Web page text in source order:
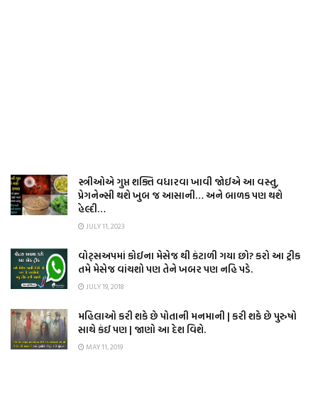
સ્ત્રીઓએ ગુપ્ત શક્તિ વધારવા ખાવી જોઈએ આ વસ્તુ,
પ્રેગનેન્સી થશે ખુબ જ આસાની… અને બાળક પણ થશે
હેલ્દી…
JULY 11, 2023
વોટ્સઅપમાં કોઈના મેસેજ થી કંટાળી ગયા છો? કરો આ ટ્રીક
તમે મેસેજ વાંચશો પણ તેને ખબર પણ નહિ પડે.
JULY 19, 2018
મહિલાઓ કરી શકે છે પોતાની મનમાની | કરી શકે છે પુરુષો
સાથે કંઈ પણ | જાણો આ દેશ વિશે.
MAY 11, 2019